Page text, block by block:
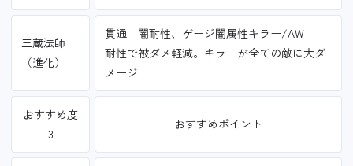
三蔵法師
（進化）
貫通 闇耐性、ゲージ闇属性キラー/AW
耐性で被ダメ軽減。キラーが全ての敵に大ダ
メージ
おすすめ度
3
おすすめポイント